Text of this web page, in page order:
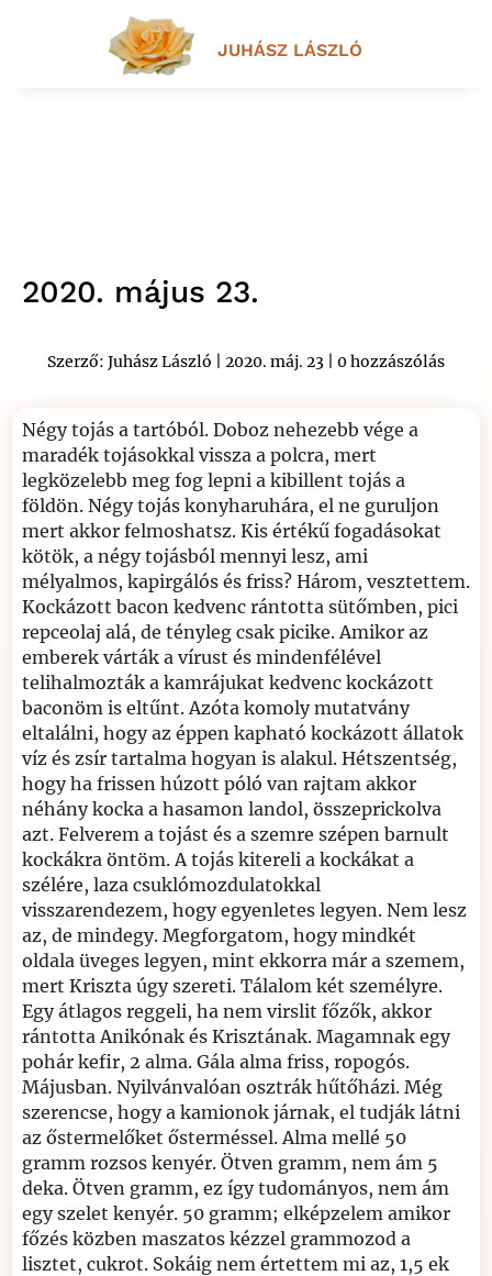
JUHÁSZ LÁSZLÓ
2020. május 23.
Szerző: Juhász László 2020. máj. 23 0 hozzászólás
Négy tojás a tartóból. Doboz nehezebb vége a
maradék tojásokkal vissza a polcra, mert
legközelebb meg fog lepni a kibillent tojás a
földön. Négy tojás konyharuhára, el ne guruljon
mert akkor felmoshatsz. Kis értékű fogadásokat
kötök, a négy tojásból mennyi lesz, ami
mélyalmos, kapirgálós és friss? Három, vesztettem.
Kockázott bacon kedvenc rántotta sütőmben, pici
repceolaj alá, de tényleg csak picike. Amikor az
emberek várták a vírust és mindenfélével
telihalmozták a kamrájukat kedvenc kockázott
baconöm is eltűnt. Azóta komoly mutatvány
eltalálni, hogy az éppen kapható kockázott állatok
víz és zsír tartalma hogyan is alakul. Hétszentség,
hogy ha frissen húzott póló van rajtam akkor
néhány kocka a hasamon landol, összeprickolva
azt. Felverem a tojást és a szemre szépen barnult
kockákra öntöm. A tojás kitereli a kockákat a
szélére, laza csuklómozdulatokkal
visszarendezem, hogy egyenletes legyen. Nem lesz
az, de mindegy. Megforgatom, hogy mindkét
oldala üveges legyen, mint ekkorra már a szemem,
mert Kriszta úgy szereti. Tálalom két személyre.
Egy átlagos reggeli, ha nem virslit főzők, akkor
rántotta Anikónak és Krisztának. Magamnak egy
pohár kefir, 2 alma. Gála alma friss, ropogós.
Májusban. Nyilvánvalóan osztrák hűtőházi. Még
szerencse, hogy a kamionok járnak, el tudják látni
az őstermelőket ősterméssel. Alma mellé 50
gramm rozsos kenyér. Ötven gramm, nem ám 5
deka. Ötven gramm, ez így tudományos, nem ám
egy szelet kenyér. 50 gramm; elképzelem amikor
főzés közben maszatos kézzel grammozod a
lisztet, cukrot. Sokáig nem értettem mi az, 1,5 ek